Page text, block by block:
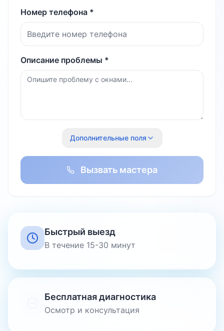
Номер телефона *
Описание проблемы *
Дополнительные поля
Вызвать мастера
Быстрый выезд
В течение 15-30 минут
Бесплатная диагностика
Осмотр и консультация